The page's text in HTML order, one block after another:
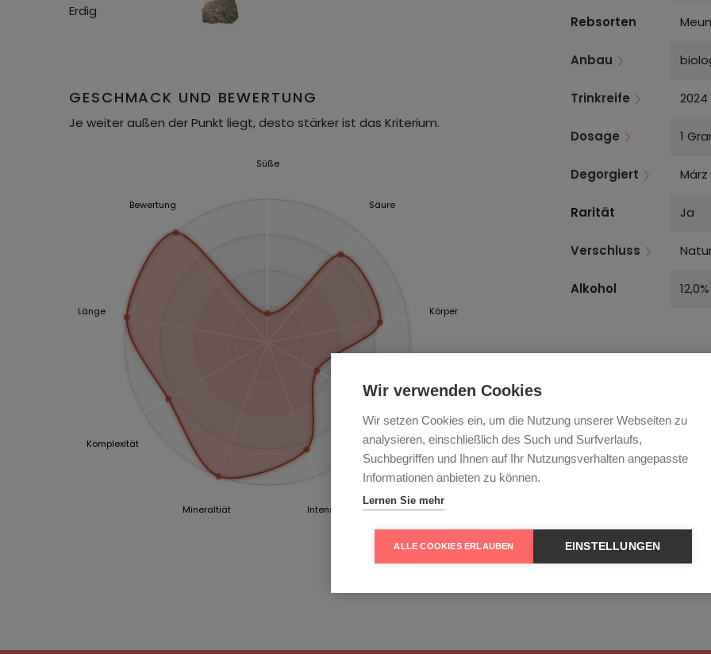
Erdig
GESCHMACK UND BEWERTUNG
Je weiter außen der Punkt liegt, desto stärker ist das Kriterium.
Süße
Säure
Körper
Intensität
Mineraltiät
Komplexität
Länge
Bewertung
Rebsorten
Anbau
Trinkreife 2024
Dosage 1
Degorgiert März
Rarität Ja
Verschluss
Alkohol 12,0%
ANLASS &
AN- & AUSBAU
RECHTLICHES
Wir verwenden Cookies
Wir setzen Cookies ein, um die Nutzung unserer Webseiten zu
analysieren, einschließlich des Such und Surfverlaufs,
Suchbegriffen und Ihnen auf Ihr Nutzungsverhalten angepasste
Informationen anbieten zu können.
Lernen Sie mehr
ALLE COOKIES ERLAUBEN EINSTELLUNGEN